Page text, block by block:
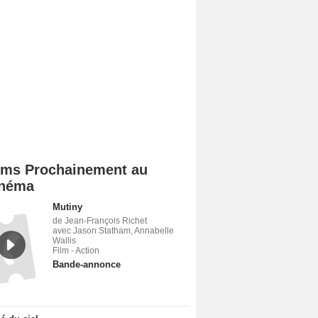
Prochainement au
Mutiny
de Jean-François Richet
avec Jason Statham, Annabelle
Wallis
Film - Action
Bande-annonce